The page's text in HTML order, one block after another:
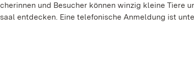
und Besucher können winzig kleine Tiere
entdecken. Eine telefonische Anmeldung ist